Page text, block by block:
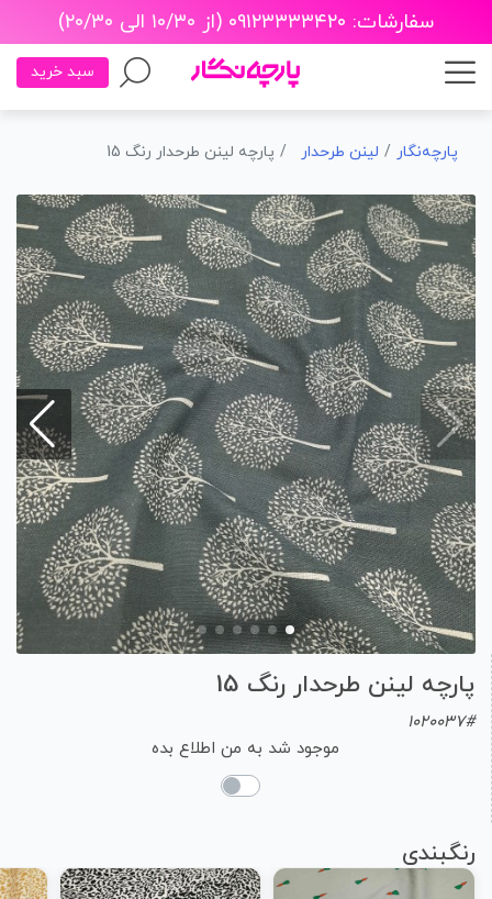
سفارشات: ۰۹۱۲۳۳۳۳۴۲۰ (از ۱۰/۳۰ الی ۲۰/۳۰)
سبد خرید
پارچه‌نگار لینن طرحدار پارچه لینن طرحدار رنگ 15
پارچه لینن طرحدار رنگ 15
1020037#
موجود شد به من اطلاع بده
رنگبندی